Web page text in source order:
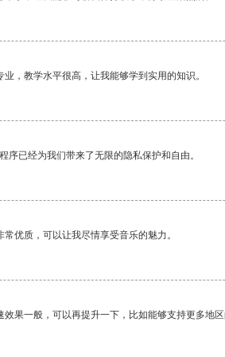
，教学水平很高，让我能够学到实用的知识。
序已经为我们带来了无限的隐私保护和自由。
优质，可以让我尽情享受音乐的魅力。
果一般，可以再提升一下，比如能够支持更多地区